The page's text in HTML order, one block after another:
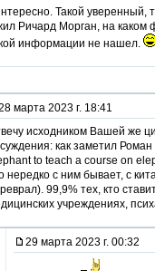
Такой уверенный,
Ричард Морган, на каком
информации не нашел.
марта 2023 г. 18:41
исходником Вашей же
как заметил
to teach a course on
нередко с ним бывает, с
99,9% тех, кто
учреждениях,
29 марта 2023 г. 00:32